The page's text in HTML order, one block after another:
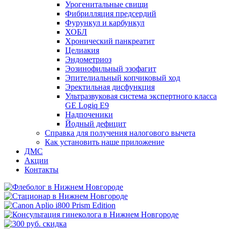
Урогенитальные свищи
Фибрилляция предсердий
Фурункул и карбункул
ХОБЛ
Хронический панкреатит
Целиакия
Эндометриоз
Эозинофильный эзофагит
Эпителиальный копчиковый ход
Эректильная дисфункция
Ультразвуковая система экспертного класса
GE Logiq E9
Надпоченики
Йодный дефицит
Справка для получения налогового вычета
Как установить наше приложение
ДМС
Акции
Контакты